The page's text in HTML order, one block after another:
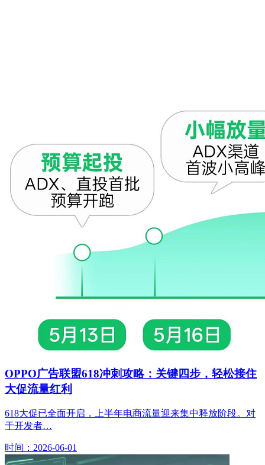
OPPO广告联盟618冲刺攻略：关键四步，轻松接住
大促流量红利
618大促已全面开启，上半年电商流量迎来集中释放阶段。对
于开发者…
时间：2026-06-01